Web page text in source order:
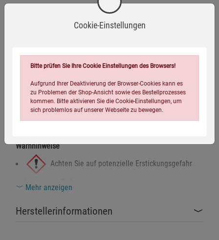
Fassungsvermögen:ca. 36 l
Rückenpolsterung:EVA-Schaumstoff 350 g/m²
Schulterpolsterung:EVA-Schaumstoff 435 g/m²
Warnhinweise / Sicherheitsinformationen
Warnhinweise
Achten Sie auf potenzielle Erstickungsgefahr
bei kleinen Teilen.
Mehr anzeigen
Herstellerinformationen
Cookie-Einstellungen
Bitte prüfen Sie Ihre Cookie Einstellungen des Browsers!
Aufgrund Ihrer Deaktivierung der Browser-Cookies kann es
zu Problemen der Shop-Ansicht sowie des Bestellprozesses
kommen. Bitte aktivieren Sie die Cookie-Einstellungen, um
sich problemlos auf unserer Webseite zu bewegen.